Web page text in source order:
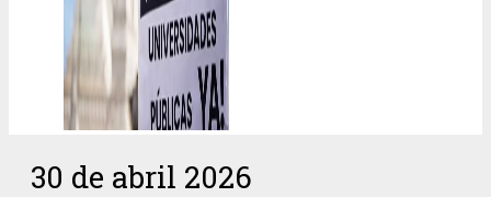
30 de abril 2026